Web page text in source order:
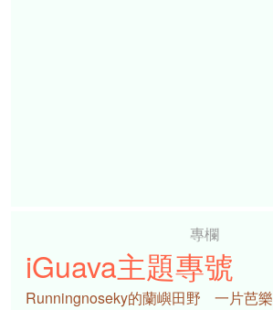
專欄
iGuava主題專號
Runningnoseky的蘭嶼田野 一片芭樂